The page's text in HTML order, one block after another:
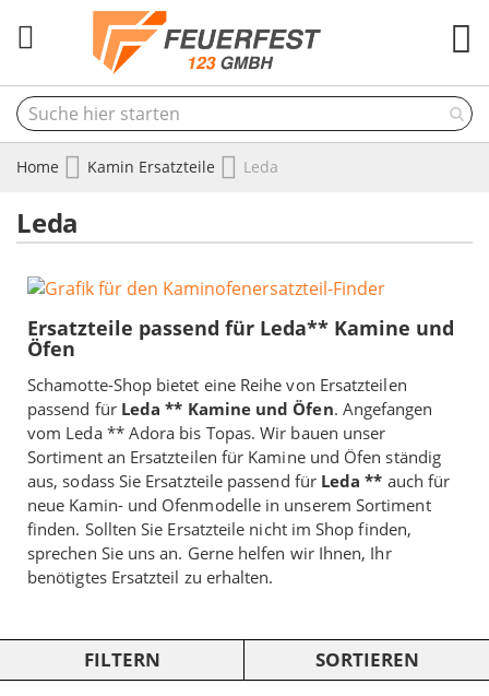
Home Kamin Ersatzteile Leda
Leda
Ersatzteile passend für Leda** Kamine und
Öfen
Schamotte-Shop bietet eine Reihe von Ersatzteilen
passend für Leda ** Kamine und Öfen. Angefangen
vom Leda ** Adora bis Topas. Wir bauen unser
Sortiment an Ersatzteilen für Kamine und Öfen ständig
aus, sodass Sie Ersatzteile passend für Leda ** auch für
neue Kamin- und Ofenmodelle in unserem Sortiment
finden. Sollten Sie Ersatzteile nicht im Shop finden,
sprechen Sie uns an. Gerne helfen wir Ihnen, Ihr
benötigtes Ersatzteil zu erhalten.
FILTERN SORTIEREN